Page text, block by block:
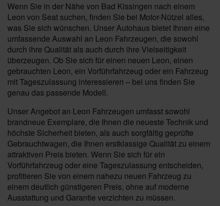
Wenn Sie in der Nähe von Bad Kissingen nach einem
Leon von Seat suchen, finden Sie bei Motor-Nützel alles,
was Sie sich wünschen. Unser Autohaus bietet Ihnen eine
umfassende Auswahl an Leon Fahrzeugen, die sowohl
durch ihre Qualität als auch durch ihre Vielseitigkeit
überzeugen. Ob Sie sich für einen neuen Leon, einen
gebrauchten Leon, ein Vorführfahrzeug oder ein Fahrzeug
mit Tageszulassung interessieren – bei uns finden Sie
genau das passende Modell.
Unser Angebot an Leon Fahrzeugen umfasst sowohl
brandneue Exemplare, die Ihnen die neueste Technik und
höchste Sicherheit bieten, als auch sorgfältig geprüfte
Gebrauchtwagen, die Ihnen erstklassige Qualität zu einem
attraktiven Preis bieten. Wenn Sie sich für ein
Vorführfahrzeug oder eine Tageszulassung entscheiden,
profitieren Sie von einem nahezu neuen Fahrzeug zu
einem deutlich günstigeren Preis, ohne auf moderne
Ausstattung und Garantie verzichten zu müssen.